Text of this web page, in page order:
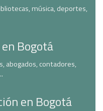
música, deportes,
Bogotá
abogados, contadores,
en Bogotá